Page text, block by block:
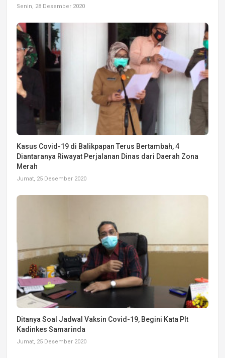
Senin, 28 Desember 2020
Kasus Covid-19 di Balikpapan Terus Bertambah, 4
Diantaranya Riwayat Perjalanan Dinas dari Daerah Zona
Merah
Jumat, 25 Desember 2020
Ditanya Soal Jadwal Vaksin Covid-19, Begini Kata Plt
Kadinkes Samarinda
Jumat, 25 Desember 2020